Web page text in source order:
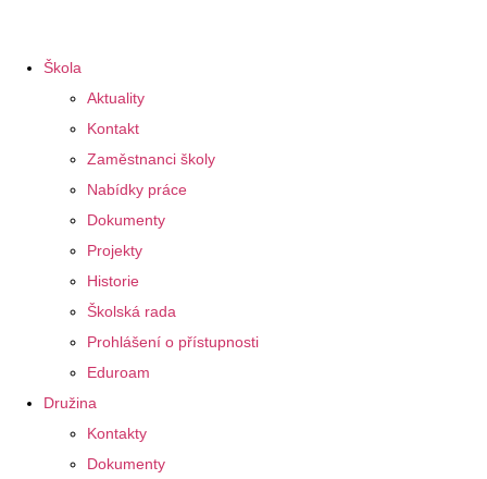
Škola
Aktuality
Kontakt
Zaměstnanci školy
Nabídky práce
Dokumenty
Projekty
Historie
Školská rada
Prohlášení o přístupnosti
Eduroam
Družina
Kontakty
Dokumenty